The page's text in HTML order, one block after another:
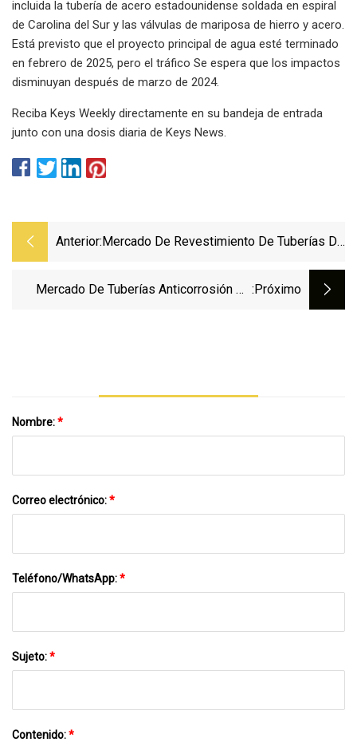
incluida la tubería de acero estadounidense soldada en espiral
de Carolina del Sur y las válvulas de mariposa de hierro y acero.
Está previsto que el proyecto principal de agua esté terminado
en febrero de 2025, pero el tráfico Se espera que los impactos
disminuyan después de marzo de 2024.
Reciba Keys Weekly directamente en su bandeja de entrada
junto con una dosis diaria de Keys News.
Anterior: Mercado De Revestimiento De Tuberías De
Clave, Tendencias Futuras Y Pronóstico
Mercado De Tuberías Anticorrosión De :próximo
Nombre:*
Correo electrónico:*
Teléfono/WhatsApp:*
Sujeto:*
Contenido:*